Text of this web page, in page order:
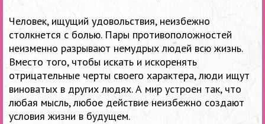
Человек, ищущий удовольствия, неизбежно
столкнется с болью. Пары противоположностей
неизменно разрывают немудрых людей всю жизнь.
Вместо того, чтобы искать и искоренять
отрицательные черты своего характера, люди ищут
виноватых в других людях. А мир устроен так, что
любая мысль, любое действие неизбежно создают
условия жизни в будущем.